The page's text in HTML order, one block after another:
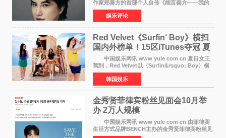
作家郑善方的首部个人自传《能言善方——我的
跨界人生》正式发行。这本书以他的人生轨迹为
脉络，首次完整公开了从逐梦少年到横跨美业、
公益等多领域的
娱乐评论
Red Velvet《Surfin‘ Boy》横扫
国内外榜单！15区iTunes夺冠 夏
日女王强势回归
中国娱乐网讯 www yule com cn 夏日女王
驾到，Red Velvet以〈Surfin&rsquo; Boy〉横
扫国内外榜单，获得音乐粉丝的热烈反响。
Red Velvet于3日发行了夏日迷你专辑《Velvet
Summer》，
韩国娱乐
金秀贤菲律宾粉丝见面会10月举
办 2万人规模
中国娱乐网讯 www yule com cn 由菲律宾
生活方式品牌BENCH主办的金秀贤菲律宾粉丝见
面会，将于10月2日在马尼拉SM Mall of